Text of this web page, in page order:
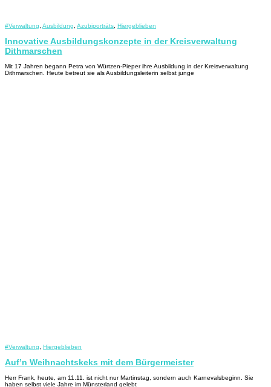
#Verwaltung, Ausbildung, Azubiporträts, Hiergeblieben
Innovative Ausbildungskonzepte in der Kreisverwaltung
Dithmarschen
Mit 17 Jahren begann Petra von Würtzen-Pieper ihre Ausbildung in der Kreisverwaltung
Dithmarschen. Heute betreut sie als Ausbildungsleiterin selbst junge
#Verwaltung Hiergeblieben
Auf’n Weihnachtskeks mit dem Bürgermeister
Herr Frank, heute, am 11.11. ist nicht nur Martinstag, sondern auch Karnevalsbeginn. Sie
haben selbst viele Jahre im Münsterland gelebt